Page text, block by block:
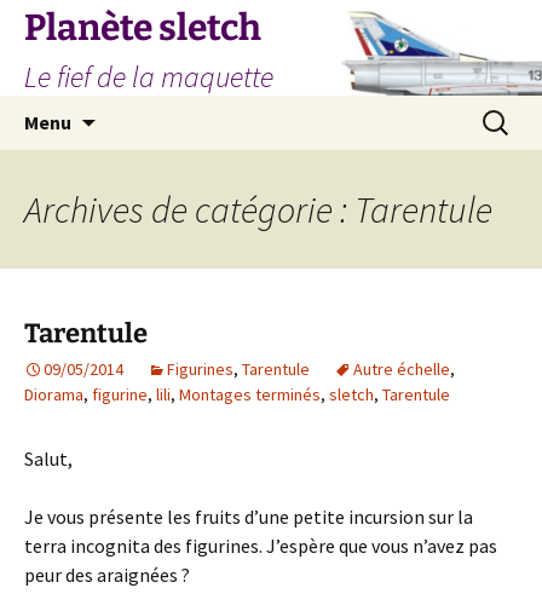
Aller
contenu
Planète sletch
Le fief de la maquette
Menu
Archives de catégorie : Tarentule
Tarentule
09/05/2014 Figurines, Tarentule Autre échelle,
Diorama, figurine, lili, Montages terminés, sletch, Tarentule
Salut,
Je vous présente les fruits d’une petite incursion sur la
terra incognita des figurines. J’espère que vous n’avez pas
peur des araignées ?